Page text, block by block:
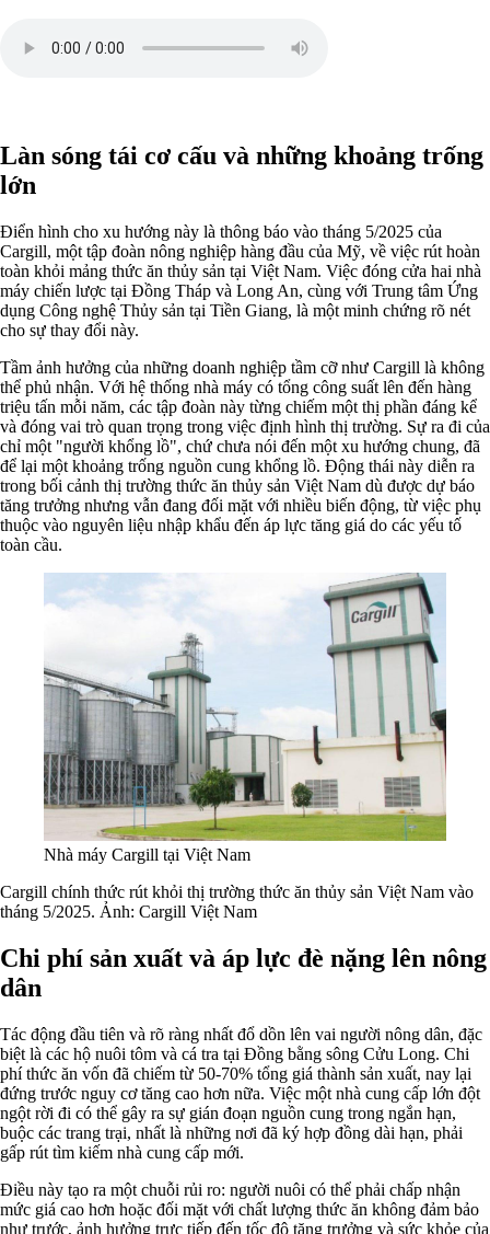
Làn sóng tái cơ cấu và những khoảng trống
lớn
Điển hình cho xu hướng này là thông báo vào tháng 5/2025 của
Cargill, một tập đoàn nông nghiệp hàng đầu của Mỹ, về việc rút hoàn
toàn khỏi mảng thức ăn thủy sản tại Việt Nam. Việc đóng cửa hai nhà
máy chiến lược tại Đồng Tháp và Long An, cùng với Trung tâm Ứng
dụng Công nghệ Thủy sản tại Tiền Giang, là một minh chứng rõ nét
cho sự thay đổi này.
Tầm ảnh hưởng của những doanh nghiệp tầm cỡ như Cargill là không
thể phủ nhận. Với hệ thống nhà máy có tổng công suất lên đến hàng
triệu tấn mỗi năm, các tập đoàn này từng chiếm một thị phần đáng kể
và đóng vai trò quan trọng trong việc định hình thị trường. Sự ra đi của
chỉ một "người khổng lồ", chứ chưa nói đến một xu hướng chung, đã
để lại một khoảng trống nguồn cung khổng lồ. Động thái này diễn ra
trong bối cảnh thị trường thức ăn thủy sản Việt Nam dù được dự báo
tăng trưởng nhưng vẫn đang đối mặt với nhiều biến động, từ việc phụ
thuộc vào nguyên liệu nhập khẩu đến áp lực tăng giá do các yếu tố
toàn cầu.
Nhà máy Cargill tại Việt Nam
Cargill chính thức rút khỏi thị trường thức ăn thủy sản Việt Nam vào
tháng 5/2025. Ảnh: Cargill Việt Nam
Chi phí sản xuất và áp lực đè nặng lên nông
dân
Tác động đầu tiên và rõ ràng nhất đổ dồn lên vai người nông dân, đặc
biệt là các hộ nuôi tôm và cá tra tại Đồng bằng sông Cửu Long. Chi
phí thức ăn vốn đã chiếm từ 50-70% tổng giá thành sản xuất, nay lại
đứng trước nguy cơ tăng cao hơn nữa. Việc một nhà cung cấp lớn đột
ngột rời đi có thể gây ra sự gián đoạn nguồn cung trong ngắn hạn,
buộc các trang trại, nhất là những nơi đã ký hợp đồng dài hạn, phải
gấp rút tìm kiếm nhà cung cấp mới.
Điều này tạo ra một chuỗi rủi ro: người nuôi có thể phải chấp nhận
mức giá cao hơn hoặc đối mặt với chất lượng thức ăn không đảm bảo
như trước, ảnh hưởng trực tiếp đến tốc độ tăng trưởng và sức khỏe của